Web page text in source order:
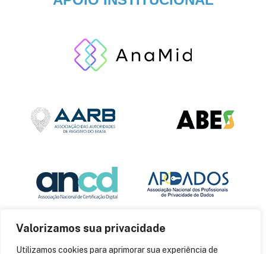
Valorizamos sua privacidade
Utilizamos cookies para aprimorar sua experiência de